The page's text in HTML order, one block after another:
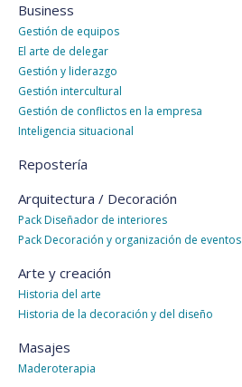
Business
Gestión de equipos
El arte de delegar
Gestión y liderazgo
Gestión intercultural
Gestión de conflictos en la empresa
Inteligencia situacional
Repostería
Arquitectura / Decoración
Pack Diseñador de interiores
Pack Decoración y organización de eventos
Arte y creación
Historia del arte
Historia de la decoración y del diseño
Masajes
Maderoterapia